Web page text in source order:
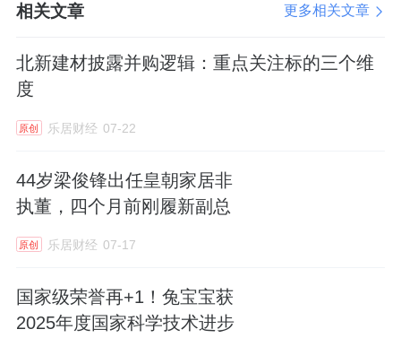
相关文章 更多相关文章
北新建材披露并购逻辑：重点关注标的三个维
度
原创 乐居财经 07-22
44岁梁俊锋出任皇朝家居非
执董，四个月前刚履新副总
原创 乐居财经 07-17
国家级荣誉再+1！兔宝宝获
2025年度国家科学技术进步